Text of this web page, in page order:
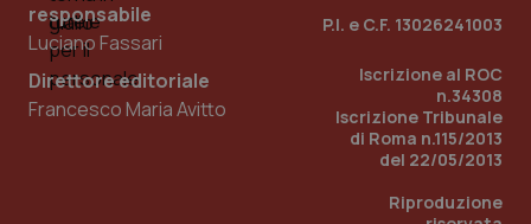
responsabile
Luciano Fassari
Direttore editoriale
Francesco Maria Avitto
P.I. e C.F. 13026241003
Iscrizione al ROC
n.34308
Iscrizione Tribunale
di Roma n.115/2013
del 22/05/2013
Riproduzione
PHPSESSID
www.quotidianosanita.it